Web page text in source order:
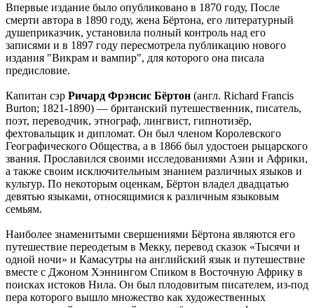
Впервые издание было опубликовано в 1870 году, После
смерти автора в 1890 году, жена Бёртона, его литературный
душеприказчик, установила полный контроль над его
записями и в 1897 году пересмотрела публикацию нового
издания "Викрам и вампир", для которого она писала
предисловие.
Капитан сэр Ричард Фрэнсис Бёртон (англ. Richard Francis
Burton; 1821-1890) — британский путешественник, писатель,
поэт, переводчик, этнограф, лингвист, гипнотизёр,
фехтовальщик и дипломат. Он был членом Королевского
Географического Общества, а в 1866 был удостоен рыцарского
звания. Прославился своими исследованиями Азии и Африки,
а также своим исключительным знанием различных языков и
культур. По некоторым оценкам, Бёртон владел двадцатью
девятью языками, относящимися к различным языковым
семьям.
Наиболее знаменитыми свершениями Бёртона являются его
путешествие переодетым в Мекку, перевод сказок «Тысячи и
одной ночи» и Камасутры на английский язык и путешествие
вместе с Джоном Хэннингом Спиком в Восточную Африку в
поисках истоков Нила. Он был плодовитым писателем, из-под
пера которого вышло множество как художественных